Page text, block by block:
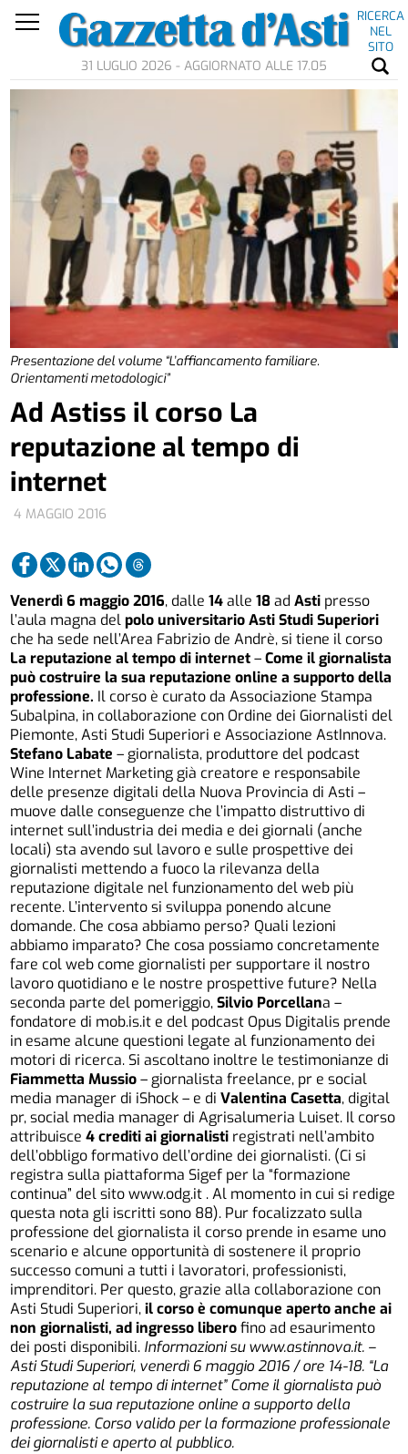
RICERCA
NEL
SITO
31 LUGLIO 2026 - AGGIORNATO ALLE 17.05
Presentazione del volume “L’affiancamento familiare.
Orientamenti metodologici”
4 MAGGIO 2016
Ad Astiss il corso La
reputazione al tempo di
internet
Venerdì 6 maggio 2016, dalle14alle18adAsti presso
l’aula magna delpolo universitario Asti Studi Superiori
che ha sede nell’Area Fabrizio de Andrè, si tiene il corso
La reputazione al tempo di internet–Come il giornalista
può costruire la sua reputazione online a supporto della
professione. Il corso è curato da Associazione Stampa
Subalpina, in collaborazione con Ordine dei Giornalisti del
Piemonte, Asti Studi Superiori e Associazione AstInnova.
Stefano Labate – giornalista, produttore del podcast
Wine Internet Marketing già creatore e responsabile
delle presenze digitali della Nuova Provincia di Asti –
muove dalle conseguenze che l’impatto distruttivo di
internet sull’industria dei media e dei giornali (anche
locali) sta avendo sul lavoro e sulle prospettive dei
giornalisti mettendo a fuoco la rilevanza della
reputazione digitale nel funzionamento del web più
recente. L’intervento si sviluppa ponendo alcune
domande. Che cosa abbiamo perso? Quali lezioni
abbiamo imparato? Che cosa possiamo concretamente
fare col web come giornalisti per supportare il nostro
lavoro quotidiano e le nostre prospettive future? Nella
seconda parte del pomeriggio,Silvio Porcellana –
fondatore di mob.is.it e del podcast Opus Digitalis prende
in esame alcune questioni legate al funzionamento dei
motori di ricerca. Si ascoltano inoltre le testimonianze di
Fiammetta Mussio– giornalista freelance, pr e social
media manager di iShock – e diValentina Casetta, digital
pr, social media manager di Agrisalumeria Luiset. Il corso
attribuisce4 crediti ai giornalisti registrati nell’ambito
dell’obbligo formativo dell’ordine dei giornalisti. (Ci si
registra sulla piattaforma Sigef per la “formazione
continua” del sitowww.odg.it . Al momento in cui si redige
questa nota gli iscritti sono 88). Pur focalizzato sulla
professione del giornalista il corso prende in esame uno
scenario e alcune opportunità di sostenere il proprio
successo comuni a tutti i lavoratori, professionisti,
imprenditori. Per questo, grazie alla collaborazione con
Asti Studi Superiori,il corso è comunque aperto anche ai
non giornalisti, ad ingresso liberofino ad esaurimento
dei posti disponibili. Informazioni su www.astinnova.it. –
Asti Studi Superiori, venerdì 6 maggio 2016 / ore 14-18. “La
reputazione al tempo di internet” Come il giornalista può
costruire la sua reputazione online a supporto della
professione. Corso valido per la formazione professionale
dei giornalisti e aperto al pubblico.